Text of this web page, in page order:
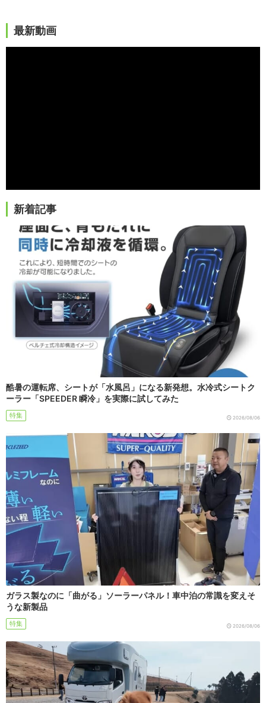
最新動画
新着記事
酷暑の運転席、シートが「水風呂」になる新発想。水冷式シートク
ーラー「SPEEDER 瞬冷」を実際に試してみた
特集 2026/08/06
ガラス製なのに「曲がる」ソーラーパネル！車中泊の常識を変えそ
うな新製品
特集 2026/08/06